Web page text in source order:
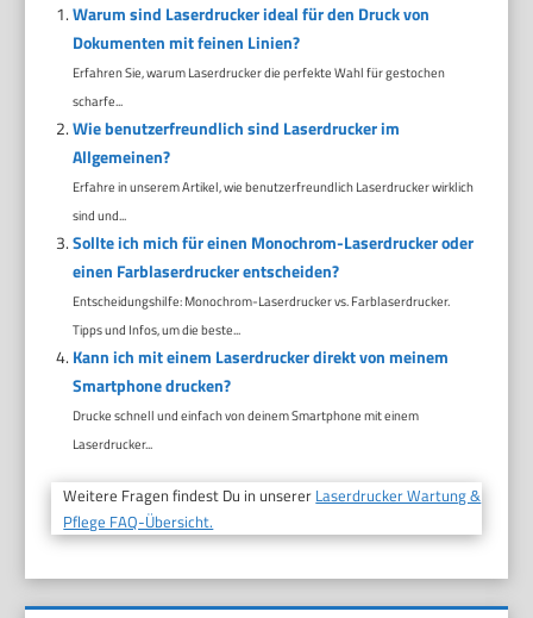
Warum sind Laserdrucker ideal für den Druck von
Dokumenten mit feinen Linien?
Erfahren Sie, warum Laserdrucker die perfekte Wahl für gestochen
scharfe...
Wie benutzerfreundlich sind Laserdrucker im
Allgemeinen?
Erfahre in unserem Artikel, wie benutzerfreundlich Laserdrucker wirklich
sind und...
Sollte ich mich für einen Monochrom-Laserdrucker oder
einen Farblaserdrucker entscheiden?
Entscheidungshilfe: Monochrom-Laserdrucker vs. Farblaserdrucker.
Tipps und Infos, um die beste...
Kann ich mit einem Laserdrucker direkt von meinem
Smartphone drucken?
Drucke schnell und einfach von deinem Smartphone mit einem
Laserdrucker...
Weitere Fragen findest Du in unserer Laserdrucker Wartung &
Pflege FAQ-Übersicht.